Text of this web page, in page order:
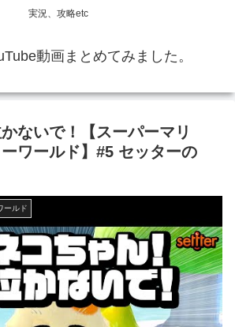
実況、攻略etc
動画まとめてみました。
ないで！【スーパーマリ
ワールド】#5 セッターの
ールド